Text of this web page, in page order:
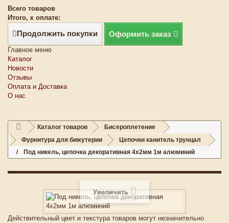
Всего товаров
Итого, к оплате:
Продолжить покупки Оформить заказ
Главное меню
Каталог
Новости
Отзывы
Оплата и Доставка
О нас
Каталог товаров
Бисероплетение
Фурнитура для бижутерии
Цепочки канитель трунцал
Под никель, цепочка декоративная 4х2мм 1м алюминий
Увеличить
Действительный цвет и текстура товаров могут незначительно